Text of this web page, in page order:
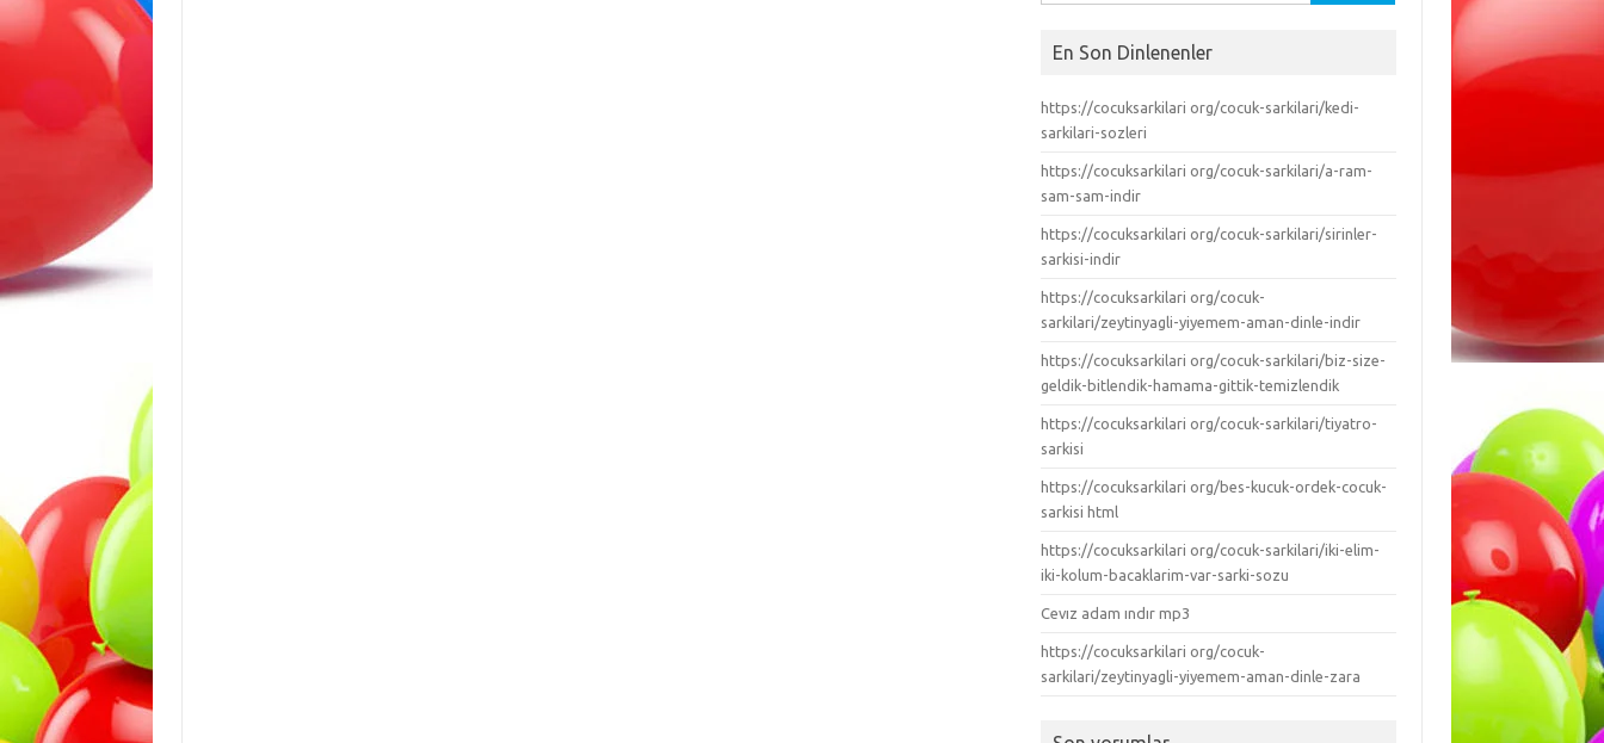
En Son Dinlenenler
https://cocuksarkilari org/cocuk-sarkilari/kedi-
sarkilari-sozleri
https://cocuksarkilari org/cocuk-sarkilari/a-ram-
sam-sam-indir
https://cocuksarkilari org/cocuk-sarkilari/sirinler-
sarkisi-indir
https://cocuksarkilari org/cocuk-
sarkilari/zeytinyagli-yiyemem-aman-dinle-indir
https://cocuksarkilari org/cocuk-sarkilari/biz-size-
geldik-bitlendik-hamama-gittik-temizlendik
https://cocuksarkilari org/cocuk-sarkilari/tiyatro-
sarkisi
https://cocuksarkilari org/bes-kucuk-ordek-cocuk-
sarkisi html
https://cocuksarkilari org/cocuk-sarkilari/iki-elim-
iki-kolum-bacaklarim-var-sarki-sozu
Cevız adam ındır mp3
https://cocuksarkilari org/cocuk-
sarkilari/zeytinyagli-yiyemem-aman-dinle-zara